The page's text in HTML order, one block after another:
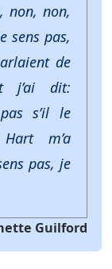
non, non,
sens pas,
de
j’ai dit:
s’il le
m’a
pas, je
Guilford